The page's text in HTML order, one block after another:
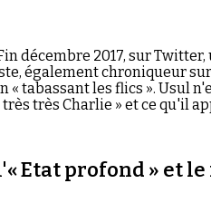
décembre 2017, sur
également chroniqueur
« tabassant les flics ». Usul
très Charlie » et ce qu'il
Etat profond » et